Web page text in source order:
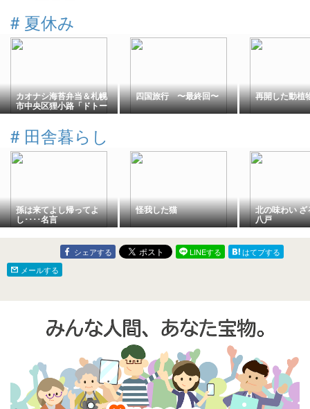
# 夏休み
カオナシ海苔弁当＆札幌
市中央区狸小路「ドトー
ル」さんで♪「ロングジ
とアイコーとブレンド♪
四国旅行 〜最終回〜 再開した動植
# 田舎暮らし
孫は来てよし帰ってよ
し････名言
怪我した猫 北の味わい
八戸
シェアする LINEする
はてブする
メールする